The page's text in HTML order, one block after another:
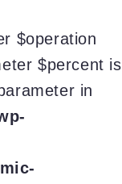
$operation
$percent is
in